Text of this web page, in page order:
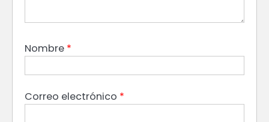
Nombre *
Correo electrónico *